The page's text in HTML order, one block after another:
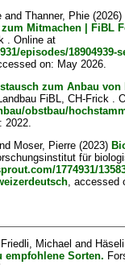
andThanner, Phie (2026)
Mitmachen | FiBL
. Online at
episodes/18904939-
on: May 2026.
zum Anbau
FiBL, CH-Frick .
obstbau/
2022.
Moser, Pierre (2023)
für
1774931/
,
Friedli, Michael and
empfohlene Sorten.